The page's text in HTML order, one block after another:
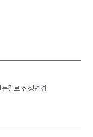
걸로 신청변경